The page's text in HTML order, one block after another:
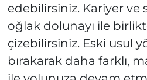
edebilirsiniz. Kariyer ve
oğlak dolunayı ile
çizebilirsiniz. Eski usul
bırakarak daha farklı,